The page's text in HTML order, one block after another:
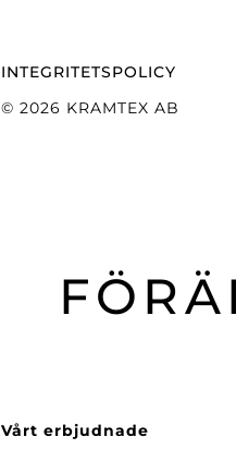
INTEGRITETSPOLICY
© 2026 KRAMTEX AB
Vårt erbjudnade